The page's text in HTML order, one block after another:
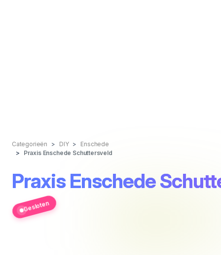
Categorieën DIY
Enschede
Praxis Enschede Schuttersveld
Praxis Enschede
Gesloten